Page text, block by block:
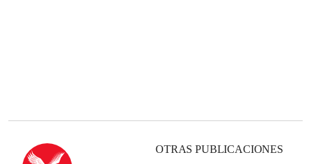
OTRAS PUBLICACIONES